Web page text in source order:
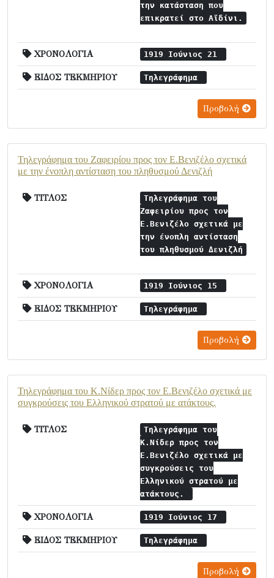
την κατάσταση που
επικρατεί στο Αϊδίνι.
ΧΡΟΝΟΛΟΓΙΑ 1919 Ιούνιος 21
ΕΙΔΟΣ ΤΕΚΜΗΡΙΟΥ Τηλεγράφημα
Προβολή
Τηλεγράφημα του Ζαφειρίου προς τον Ε.Βενιζέλο σχετικά
με την ένοπλη αντίσταση του πληθυσμού Δενιζλή
ΤΙΤΛΟΣ
Τηλεγράφημα του
Ζαφειρίου προς τον
Ε.Βενιζέλο σχετικά με
την ένοπλη αντίσταση
του πληθυσμού Δενιζλή
ΧΡΟΝΟΛΟΓΙΑ 1919 Ιούνιος 15
ΕΙΔΟΣ ΤΕΚΜΗΡΙΟΥ Τηλεγράφημα
Προβολή
Τηλεγράφημα του Κ.Νίδερ προς τον Ε.Βενιζέλο σχετικά με
συγκρούσεις του Ελληνικού στρατού με ατάκτους.
ΤΙΤΛΟΣ
Τηλεγράφημα του
Κ.Νίδερ προς τον
Ε.Βενιζέλο σχετικά με
συγκρούσεις του
Ελληνικού στρατού με
ατάκτους.
ΧΡΟΝΟΛΟΓΙΑ 1919 Ιούνιος 17
ΕΙΔΟΣ ΤΕΚΜΗΡΙΟΥ Τηλεγράφημα
Προβολή